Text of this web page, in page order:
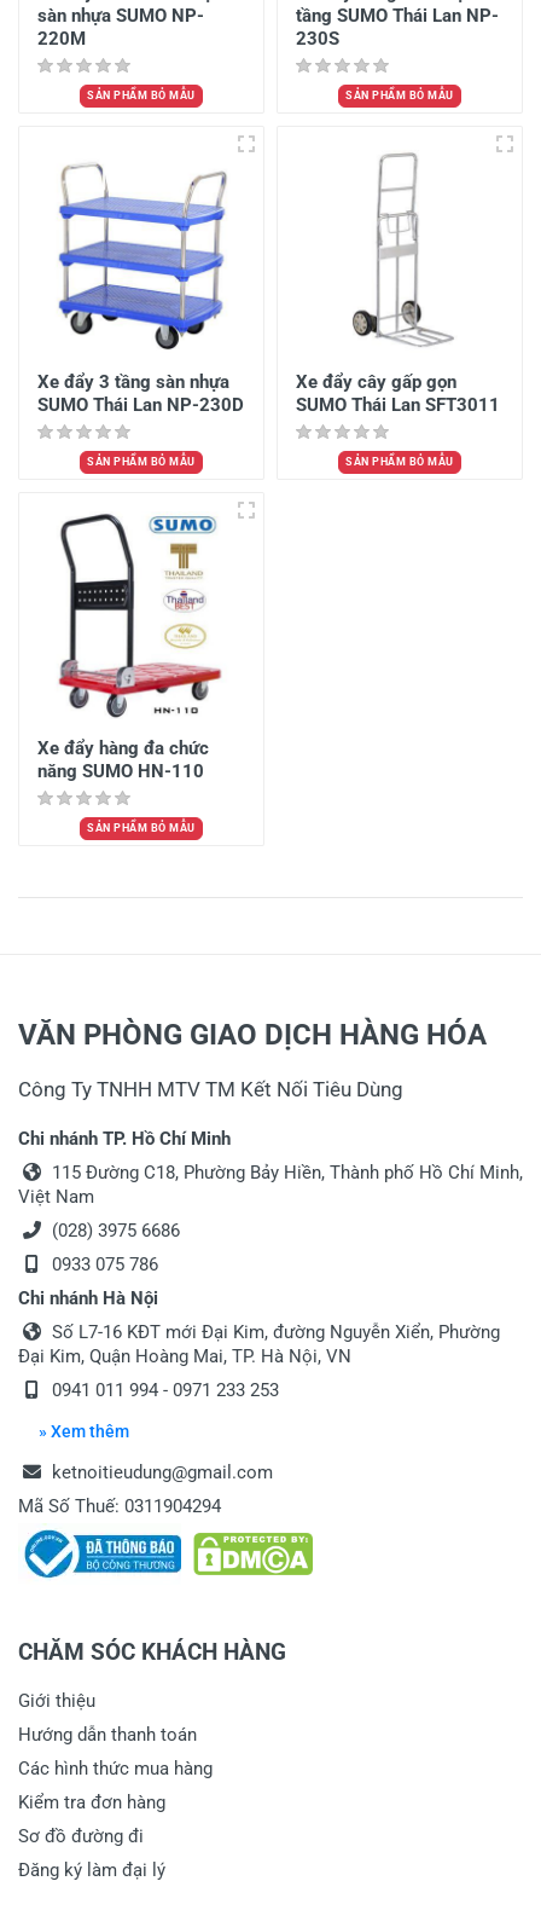
sàn nhựa SUMO NP-
220M
SẢN PHẨM BỎ MẪU
tầng SUMO Thái Lan NP-
230S
SẢN PHẨM BỎ MẪU
Xe đẩy 3 tầng sàn nhựa
SUMO Thái Lan NP-230D
SẢN PHẨM BỎ MẪU
Xe đẩy cây gấp gọn
SUMO Thái Lan SFT3011
SẢN PHẨM BỎ MẪU
Xe đẩy hàng đa chức
năng SUMO HN-110
SẢN PHẨM BỎ MẪU
VĂN PHÒNG GIAO DỊCH HÀNG HÓA
Công Ty TNHH MTV TM Kết Nối Tiêu Dùng
Chi nhánh TP. Hồ Chí Minh
115 Đường C18, Phường Bảy Hiền, Thành phố Hồ Chí Minh,
Việt Nam
(028) 3975 6686
0933 075 786
Chi nhánh Hà Nội
Số L7-16 KĐT mới Đại Kim, đường Nguyễn Xiển, Phường
Đại Kim, Quận Hoàng Mai, TP. Hà Nội, VN
0941 011 994 - 0971 233 253
» Xem thêm
ketnoitieudung@gmail.com
Mã Số Thuế: 0311904294
CHĂM SÓC KHÁCH HÀNG
Giới thiệu
Hướng dẫn thanh toán
Các hình thức mua hàng
Kiểm tra đơn hàng
Sơ đồ đường đi
Đăng ký làm đại lý